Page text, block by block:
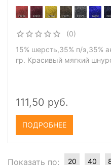
(0)
15% шерсть,35% п/э,35%
гр. Красивый мягкий
111,50 руб.
ПОДРОБНЕЕ
Показать по: 20 40